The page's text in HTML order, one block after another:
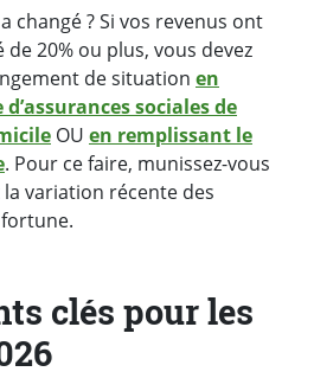
changé ? Si vos revenus ont
20% ou plus, vous devez
de situation en
sociales de
OU en remplissant le
. Pour ce faire, munissez-vous
variation récente des
clés pour les